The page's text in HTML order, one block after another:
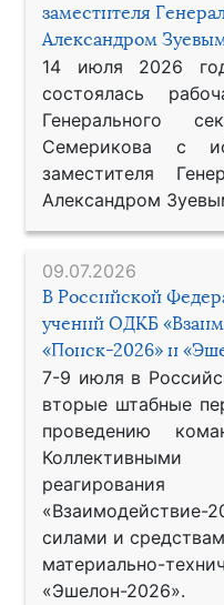
заместителя
Александром
14 июля 2026
состоялась
Генерального
Семерикова с
заместителя
Александром
09.07.2026
В Российской
учений ОДКБ
«Поиск-2026» и
7-9 июля в
вторые штабные
проведению
«Взаимодействие-
силами и
материально-
«Эшелон-2026».